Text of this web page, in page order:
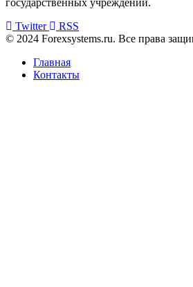
Twitter
RSS
© 2024 Forexsystems.ru. Все права
Главная
Контакты